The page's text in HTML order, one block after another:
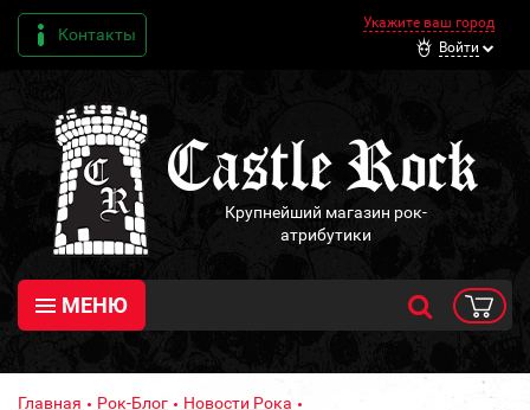
Контакты
Укажите ваш город
Войти
Крупнейший магазин рок-
атрибутики
МЕНЮ
Главная Рок-Блог
Новости Рока